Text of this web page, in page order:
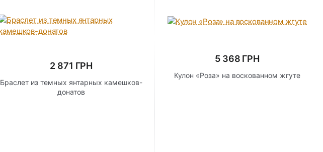
2 871 ГРН
Браслет из темных янтарных камешков-
донатов
5 368 ГРН
Кулон «Роза» на воскованном жгуте